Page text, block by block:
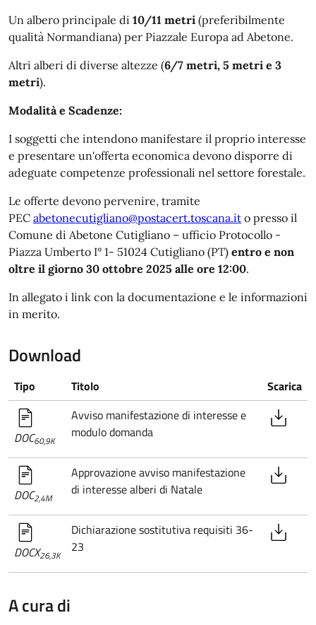
Un albero principale di 10/11 metri (preferibilmente
qualità Normandiana) per Piazzale Europa ad Abetone.
Altri alberi di diverse altezze (6/7 metri, 5 metri e 3
metri).
Modalità e Scadenze:
I soggetti che intendono manifestare il proprio interesse
e presentare un'offerta economica devono disporre di
adeguate competenze professionali nel settore forestale.
Le offerte devono pervenire, tramite
PEC abetonecutigliano@postacert.toscana.it o presso il
Comune di Abetone Cutigliano – ufficio Protocollo -
Piazza Umberto I° 1- 51024 Cutigliano (PT) entro e non
oltre il giorno 30 ottobre 2025 alle ore 12:00.
In allegato i link con la documentazione e le informazioni
in merito.
Download
Tipo Titolo Scarica
DOC60,9K
Avviso manifestazione di interesse e
modulo domanda
DOC2,4M
Approvazione avviso manifestazione
di interesse alberi di Natale
DOCX26,3K
Dichiarazione sostitutiva requisiti 36-
23
A cura di